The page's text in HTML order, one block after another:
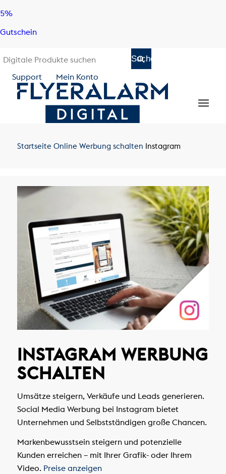
Skip
content
Skip
navigation
5%
Gutschein
Support Mein Konto
Startseite Online Werbung schalten Instagram
INSTAGRAM WERBUNG
SCHALTEN
Umsätze steigern, Verkäufe und Leads generieren.
Social Media Werbung bei Instagram bietet
Unternehmen und Selbstständigen große Chancen.
Markenbewusstsein steigern und potenzielle
Kunden erreichen – mit Ihrer Grafik- oder Ihrem
Video. Preise anzeigen